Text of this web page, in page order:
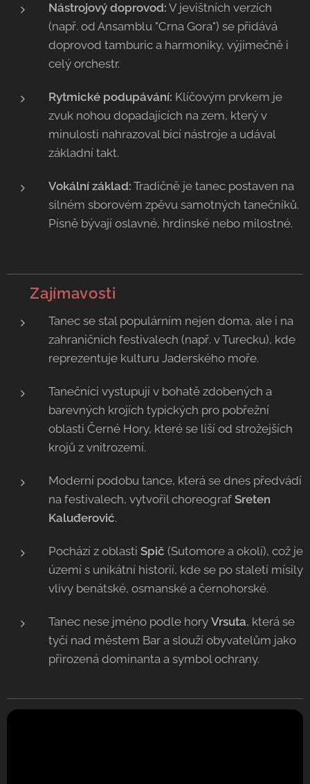
Nástrojový doprovod: V jevištních verzích
(např. od Ansamblu "Crna Gora") se přidává
doprovod tamburic a harmoniky, výjimečně i
celý orchestr.
Rytmické podupávání: Klíčovým prvkem je
zvuk nohou dopadajících na zem, který v
minulosti nahrazoval bicí nástroje a udával
základní takt.
Vokální základ: Tradičně je tanec postaven na
silném sborovém zpěvu samotných tanečníků.
Písně bývají oslavné, hrdinské nebo milostné.
💡 Zajímavosti
Tanec se stal populárním nejen doma, ale i na
zahraničních festivalech (např. v Turecku), kde
reprezentuje kulturu Jaderského moře.
Tanečníci vystupují v bohatě zdobených a
barevných krojích typických pro pobřežní
oblasti Černé Hory, které se liší od strožejších
krojů z vnitrozemí.
Moderní podobu tance, která se dnes předvádí
na festivalech, vytvořil choreograf Sreten
Kaluđerović.
Pochází z oblasti Spič (Sutomore a okolí), což je
území s unikátní historií, kde se po staletí mísily
vlivy benátské, osmanské a černohorské.
Tanec nese jméno podle hory Vrsuta, která se
tyčí nad městem Bar a slouží obyvatelům jako
přirozená dominanta a symbol ochrany.